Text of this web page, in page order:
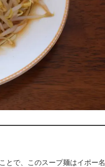
とで、このスープ麺はイポー名